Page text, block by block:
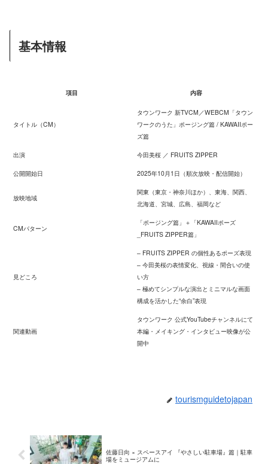
基本情報
項目 内容
タイトル（CM）
タウンワーク 新TVCM／WEBCM「タウン
ワークのうた」ポージング篇 / KAWAIIポー
ズ篇
出演 今田美桜 ／ FRUITS ZIPPER
公開開始日 2025年10月1日（順次放映・配信開始）
放映地域
関東（東京・神奈川ほか）、東海、関西、
北海道、宮城、広島、福岡など
CMパターン
「ポージング篇」＋「KAWAIIポーズ
_FRUITS ZIPPER篇」
見どころ
– FRUITS ZIPPER の個性あるポーズ表現
– 今田美桜の表情変化、視線・間合いの使
い方
– 極めてシンプルな演出とミニマルな画面
構成を活かした“余白”表現
関連動画
タウンワーク 公式YouTubeチャンネルにて
本編・メイキング・インタビュー映像が公
開中
tourismguidetojapan
佐藤日向 × スペースアイ 『やさしい駐車場』篇｜駐車
場をミュージアムに